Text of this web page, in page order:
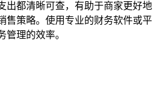
出都清晰可查，有助于商家更好地
售策略。使用专业的财务软件或平
管理的效率。